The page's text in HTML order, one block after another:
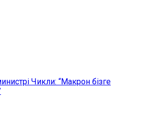
Чикли: “Макрон бізге